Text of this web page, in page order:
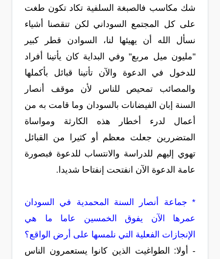
شك مكاسب فالصبغة السلفية تكاد تكون طغت
على كل المجتمع السوداني لكن تنقصنا أشياء
نسأل الله أن يهيئها لنا، السوادن قطر كبير
"مليون ميل مربع" وفي البداية كان يأتينا أفراد
للدخول في الدعوة والآن تأتينا قبائل بأكملها
والمصائب تمحيص للناس لأن موقف أنصار
السنة إبان الفيضانات بالسودان وما قامت به من
أعمال لدرء أخطار هذه الكارثة ومواساة
المتضررين جعلت معظم أو كثيرا من القبائل
تهوي إليهم للدراسة والانتساب للدعوة فبصورة
عامة الدعوة الآن انفتحت إنفتاحا شديدا.
* جماعة أنصار السنة المحمدية في السودان
عمرها الآن يفوق الخمسين عاما ما هي
الإنجازات الفعلية التي نلمسها على أرض الواقع؟
- أولا: الطواغيت الذين كانوا يستعمرون الناس